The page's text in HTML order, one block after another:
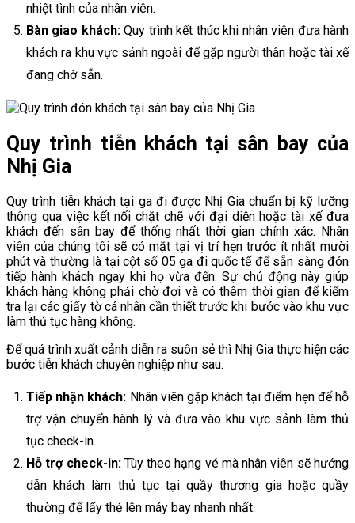
nhiệt tình của nhân viên.
Bàn giao khách:Quy trình kết thúc khi nhân viên đưa hành
khách ra khu vực sảnh ngoài để gặp người thân hoặc tài xế
đang chờ sẵn.
Quy trình tiễn khách tại sân bay của
Nhị Gia
Quy trình tiễn khách tại ga đi được Nhị Gia chuẩn bị kỹ lưỡng
thông qua việc kết nối chặt chẽ với đại diện hoặc tài xế đưa
khách đến sân bay để thống nhất thời gian chính xác. Nhân
viên của chúng tôi sẽ có mặt tại vị trí hẹn trước ít nhất mười
phút và thường là tại cột số 05 ga đi quốc tế để sẵn sàng đón
tiếp hành khách ngay khi họ vừa đến. Sự chủ động này giúp
khách hàng không phải chờ đợi và có thêm thời gian để kiểm
tra lại các giấy tờ cá nhân cần thiết trước khi bước vào khu vực
làm thủ tục hàng không.
Để quá trình xuất cảnh diễn ra suôn sẻ thì Nhị Gia thực hiện các
bước tiễn khách chuyên nghiệp như sau.
Tiếp nhận khách: Nhân viên gặp khách tại điểm hẹn để hỗ
trợ vận chuyển hành lý và đưa vào khu vực sảnh làm thủ
tục check-in.
Hỗ trợ check-in:Tùy theo hạng vé mà nhân viên sẽ hướng
dẫn khách làm thủ tục tại quầy thương gia hoặc quầy
thường để lấy thẻ lên máy bay nhanh nhất.